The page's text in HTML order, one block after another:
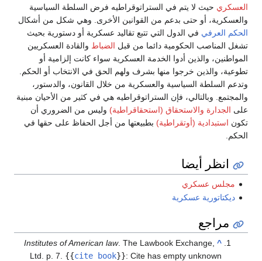
حيث لا يتم في الستراتوقراطيه فرض السلطة السياسية
أو حتى بدعم من القوانين الأخرى. وهي شكل من أشكال
العرفيفي الدول التي تتبع تقاليد عسكرية أو دستورية بحيث
المناصب الحكومية دائما من قبل الضباطوالقادة العسكريين
والذين أدوا الخدمة العسكرية سواء كانت إلزامية أو
والذين خرجوا منها بشرف ولهم الحق في الانتخاب أو الحكم.
السلطة السياسية والعسكرية من خلال القانون، والدستور،
وبالتالي، فإن الستراتوقراطيه هي في كثير من الأحيان مبنية
الجدارة والاستحقاق (استحقاقراطية)وليس من الضروري أن
استبدادية (أوتقراطية)بطبيعتها من أجل الحفاظ على حقها في
انظر أيضا
مجلس عسكري
ديكتاتورية عسكرية
مراجع
Institutes of American law. The Lawbook Exchange,
Ltd. p. 7. {{cite book}}: Cite has empty unknown